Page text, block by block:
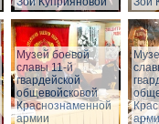
Музей боевой
славы 11-й
гвардейской
общевойсковой
Краснознаменной
армии